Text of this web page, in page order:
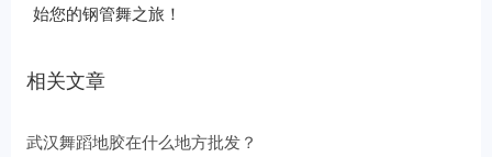
始您的钢管舞之旅！
相关文章
武汉舞蹈地胶在什么地方批发？